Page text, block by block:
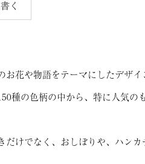
く
お花や物語をテーマにしたデザ
種の色柄の中から、特に人気の
だけでなく、おしぼりや、ハン